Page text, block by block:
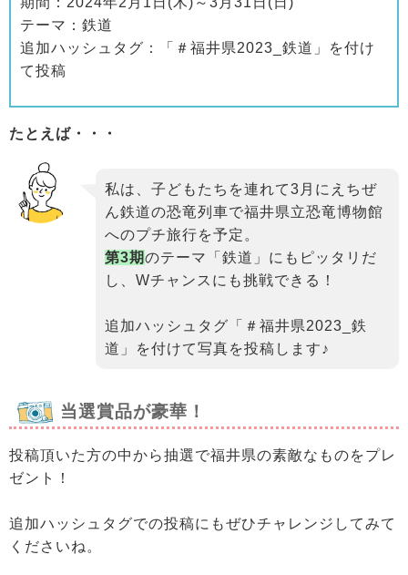
テーマ：鉄道
追加ハッシュタグ：「＃福井県2023_鉄道」を付け
て投稿
たとえば・・・
私は、子どもたちを連れて3月にえちぜ
ん鉄道の恐竜列車で福井県立恐竜博物館
へのプチ旅行を予定。
第3期のテーマ「鉄道」にもピッタリだ
し、Wチャンスにも挑戦できる！
追加ハッシュタグ「＃福井県2023_鉄
道」を付けて写真を投稿します♪
当選賞品が豪華！
投稿頂いた方の中から抽選で福井県の素敵なものをプレ
ゼント！
追加ハッシュタグでの投稿にもぜひチャレンジしてみて
くださいね。